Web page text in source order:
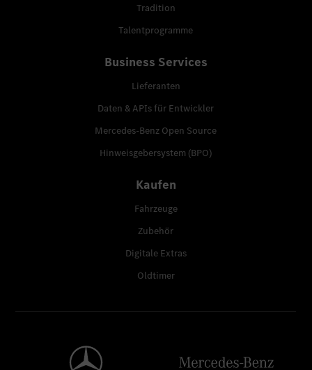
Tradition
Talentprogramme
Business Services
Lieferanten
Daten & APIs für Entwickler
Mercedes-Benz Open Source
Hinweisgebersystem (BPO)
Kaufen
Fahrzeuge
Zubehör
Digitale Extras
Oldtimer